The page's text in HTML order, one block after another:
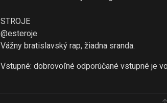
STROJE
@esteroje
Vážny bratislavský rap, žiadna sranda.
Vstupné: dobrovoľné odporúčané vstupné je